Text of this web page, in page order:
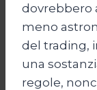
dovrebbero
meno
del trading,
una
regole,